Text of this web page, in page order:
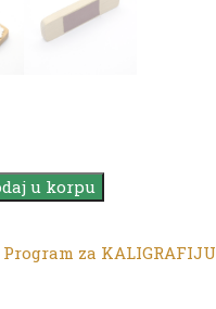
u korpu
Program za KALIGRAFIJU